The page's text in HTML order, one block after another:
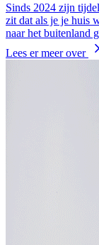
Sinds 2024 zijn
zit dat als je je huis
naar het buitenland
Lees er meer over